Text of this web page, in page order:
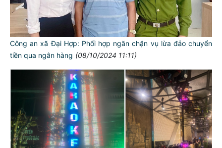
Công an xã Đại Hợp: Phối hợp ngăn chặn vụ lừa đảo chuyển
tiền qua ngân hàng (08/10/2024 11:11)